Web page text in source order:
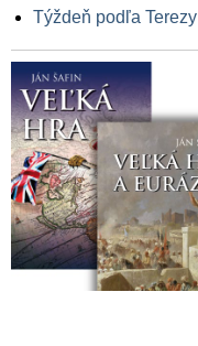
Týždeň podľa Terezy